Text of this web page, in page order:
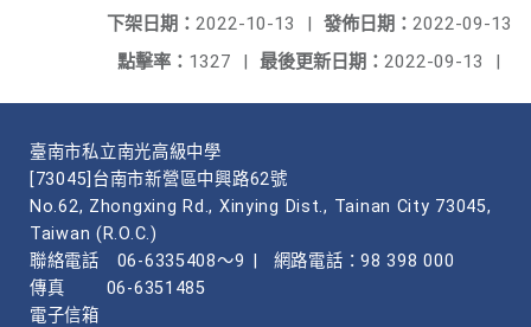
發佈日期： 2022-09-13
下架日期： 2022-10-13
|
最後更新日期： 2022-09-13 |
點擊率： 1327 |
臺南市私立南光高級中學
[73045]台南市新營區中興路62號
No.62, Zhongxing Rd., Xinying Dist., Tainan City 73045,
Taiwan (R.O.C.)
聯絡電話
06-6335408～9
網路電話：98 398 000
傳真
06-6351485
電子信箱